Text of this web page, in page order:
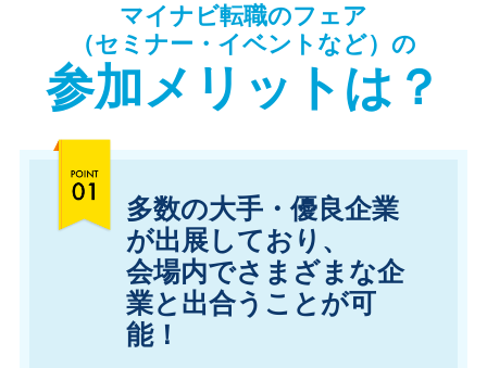
マイナビ転職のフェア
（セミナー・イベントなど）の
参加メリットは？
多数の大手・優良企業
が出展しており、
会場内でさまざまな企
業と出合うことが可
能！